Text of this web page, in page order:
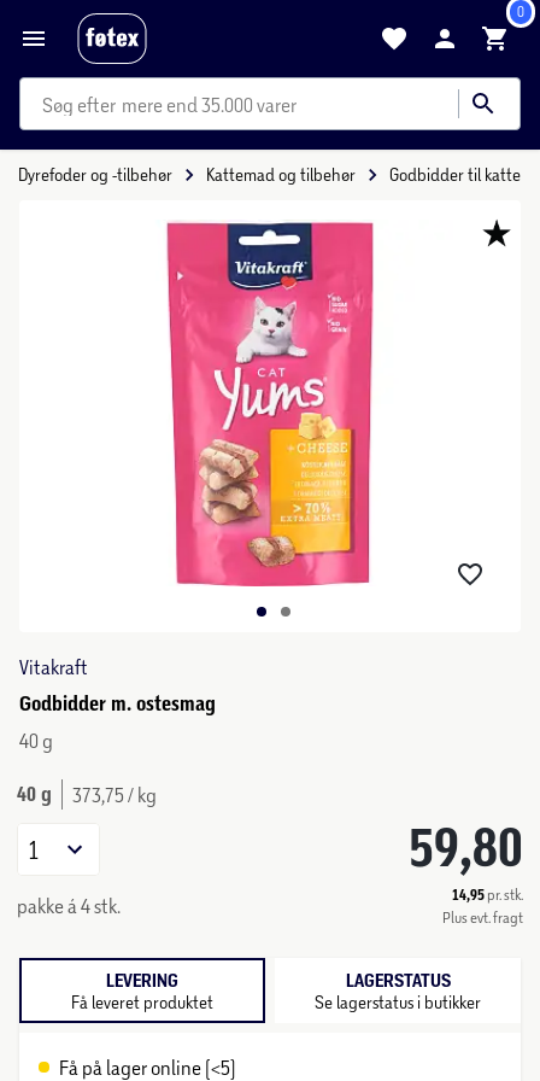
0
mere end 35.000 varer
Dyrefoder og -tilbehør Kattemad og tilbehør Godbidder til katte
Vitakraft
Godbidder m. ostesmag
40 g
40 g 373,75 / kg
59,80
14,95 pr. stk.
Plus evt. fragt
1
pakke á 4 stk.
LEVERING
Få leveret produktet
LAGERSTATUS
Se lagerstatus i butikker
Få på lager online (<5)